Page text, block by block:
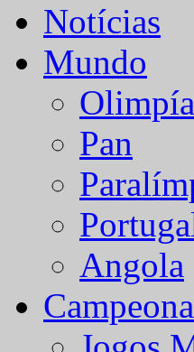
Notícias
Mundo
Pan
Angola